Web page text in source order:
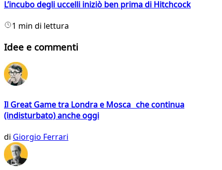
L’incubo degli uccelli iniziò ben prima di Hitchcock
1 min di lettura
Idee e commenti
Il Great Game tra Londra e Mosca che continua
(indisturbato) anche oggi
di Giorgio Ferrari